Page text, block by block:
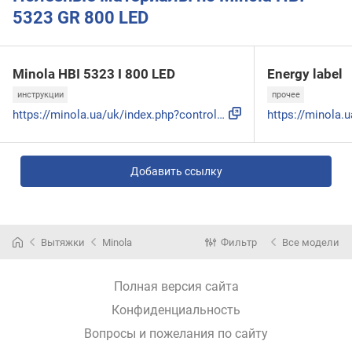
5323 GR 800 LED
Minola HBI 5323 I 800 LED
инструкции
https://minola.ua/uk/index.php?controller=attachment&id_att...
Energy label
прочее
Добавить ссылку
Вытяжки Minola Фильтр Все модели
Полная версия сайта
Конфиденциальность
Вопросы и пожелания по сайту